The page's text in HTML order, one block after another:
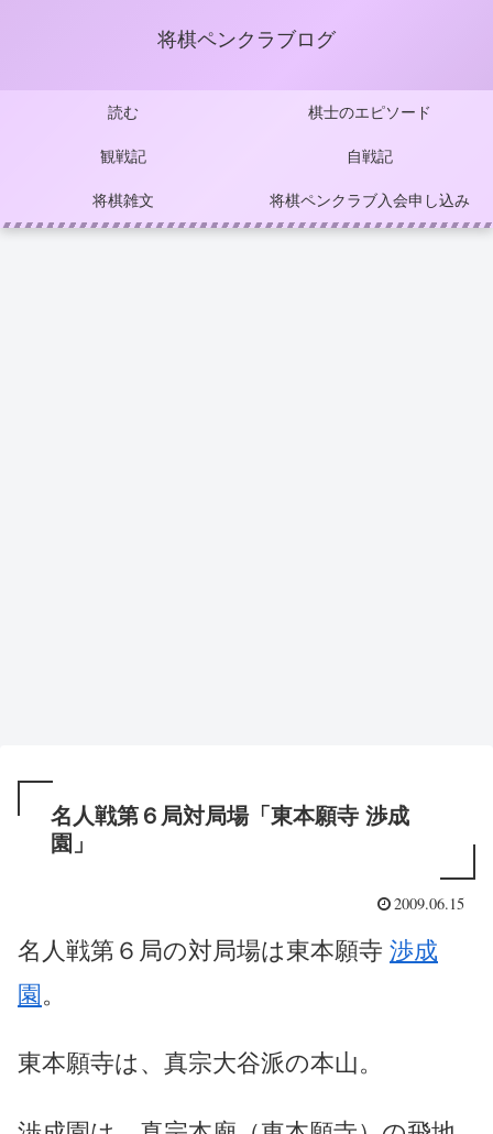
将棋ペンクラブログ
読む 棋士のエピソード
観戦記 自戦記
将棋雑文 将棋ペンクラブ入会申し込み
名人戦第６局対局場「東本願寺 渉成
園」
2009.06.15
名人戦第６局の対局場は東本願寺 渉成
園 。
東本願寺は、真宗大谷派の本山。